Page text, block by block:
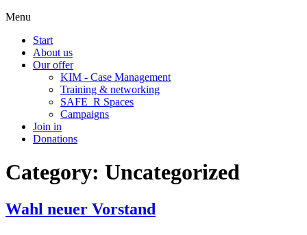
Menu
Start
About us
Our offer
KIM - Case Management
Training & networking
SAFE_R Spaces
Campaigns
Join in
Donations
Category: Uncategorized
Wahl neuer Vorstand